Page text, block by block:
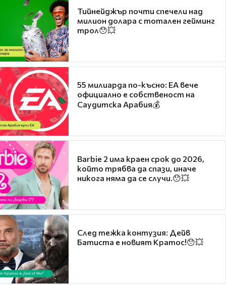
Тийнейджър почти спечели над
милион долара с тотален гейминг
трол😯💥
55 милиарда по-късно: EA вече
официално е собственост на
Саудитска Арабия💰
Barbie 2 има краен срок до 2026,
който трябва да спази, иначе
никога няма да се случи.😯💥
След тежка контузия: Дейв
Батиста е новият Кратос!😯💥